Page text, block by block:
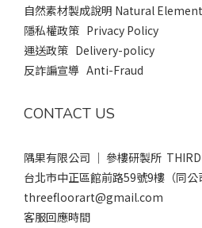
自然素材製成說明 Natural
隱私權政策 Privacy Policy
運送政策 Delivery-policy
反詐諞宣導 Anti-Fraud
CONTACT US
隅果有限公司 ｜ 參樓研製所
台北市中正區館前路59號9樓（同公
threefloorart@gmail.com
客服回應時間